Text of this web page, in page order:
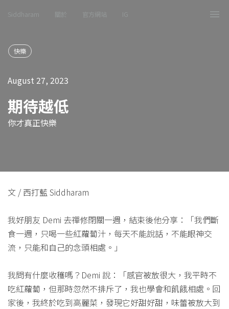
Siddharam 關於 官方網站 IG
快樂
August 27, 2023
期待越低
你才真正快樂
文 / 西打藍 Siddharam
我好朋友 Demi 去禪修閉關一週，結束後他分享：「我們斷
食一週，只喝一些紅蘿蔔汁，每天不能說話，不能眼神交
流，只能和自己的念頭相處。」
我問有什麼收穫嗎？Demi 說：「感官被放很大，我平時不
吃紅蘿蔔，但那時忽然不排斥了，我也學會和飢餓相處。回
家後，我終於吃到高麗菜，發現它好甜好甜，味蕾被放大到